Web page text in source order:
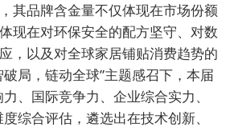
其品牌含金量不仅体现在市场份额
现在对环保安全的配方坚守、对数
，以及对全球家居铺贴消费趋势的
局，链动全球”主题感召下，本届
、国际竞争力、企业综合实力、
综合评估，遴选出在技术创新、